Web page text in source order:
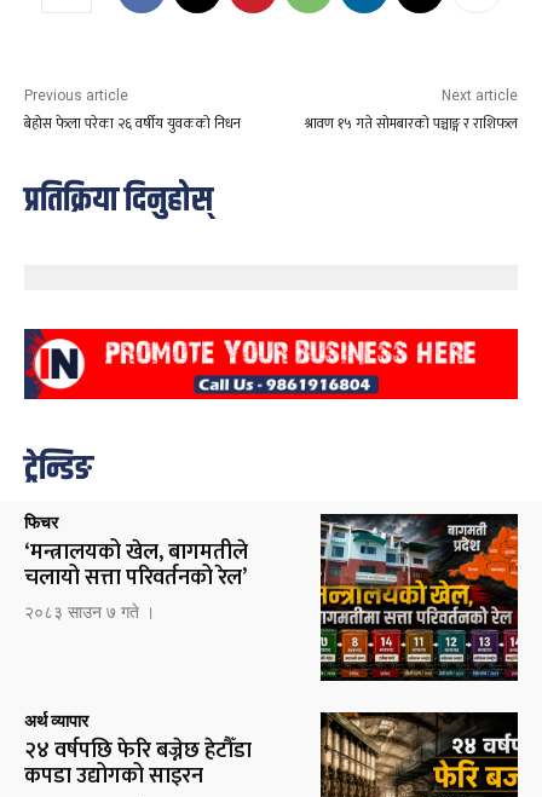
Previous article
बेहोस फेला परेका २६ वर्षीय युवकको निधन
Next article
श्रावण १५ गते सोमबारको पञ्चाङ्ग र राशिफल
प्रतिक्रिया दिनुहोस्
ट्रेन्डिङ
फिचर
‘मन्त्रालयको खेल, बागमतीले
चलायो सत्ता परिवर्तनको रेल’
२०८३ साउन ७ गते ।
अर्थ व्यापार
२४ वर्षपछि फेरि बज्नेछ हेटौँडा
कपडा उद्योगको साइरन